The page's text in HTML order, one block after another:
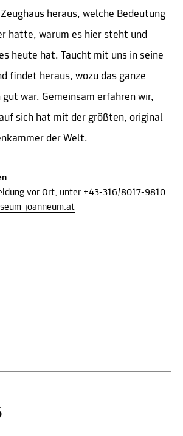
heraus, welche Bedeutung
hatte, warum es hier steht und
heute hat. Taucht mit uns in seine
findet heraus, wozu das ganze
gut war. Gemeinsam erfahren wir,
sich hat mit der größten, original
der Welt.​
vor Ort, unter +43-316/8017-9810
joanneum.at